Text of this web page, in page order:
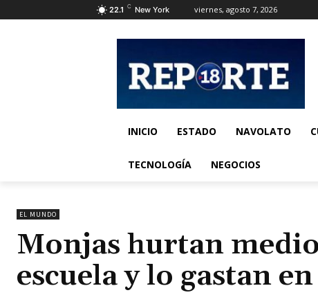
22.1 C New York viernes, agosto 7, 2026
INICIO ESTADO NAVOLATO
TECNOLOGÍA NEGOCIOS
EL MUNDO
Monjas hurtan
escuela y lo gastan